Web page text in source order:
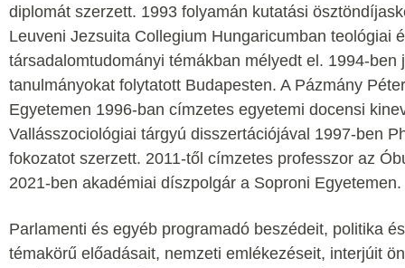
diplomát szerzett. 1993 folyamán kutatási
Leuveni Jezsuita Collegium Hungaricumban teológiai
társadalomtudományi témákban mélyedt el. 1994-ben
tanulmányokat folytatott Budapesten. A Pázmány
Egyetemen 1996-ban címzetes egyetemi docensi
Vallásszociológiai tárgyú disszertációjával 1997-ben
fokozatot szerzett. 2011-től címzetes professzor az
2021-ben akadémiai díszpolgár a Soproni Egyetemen.
Parlamenti és egyéb programadó beszédeit, politika
témakörű előadásait, nemzeti emlékezéseit, interjúit